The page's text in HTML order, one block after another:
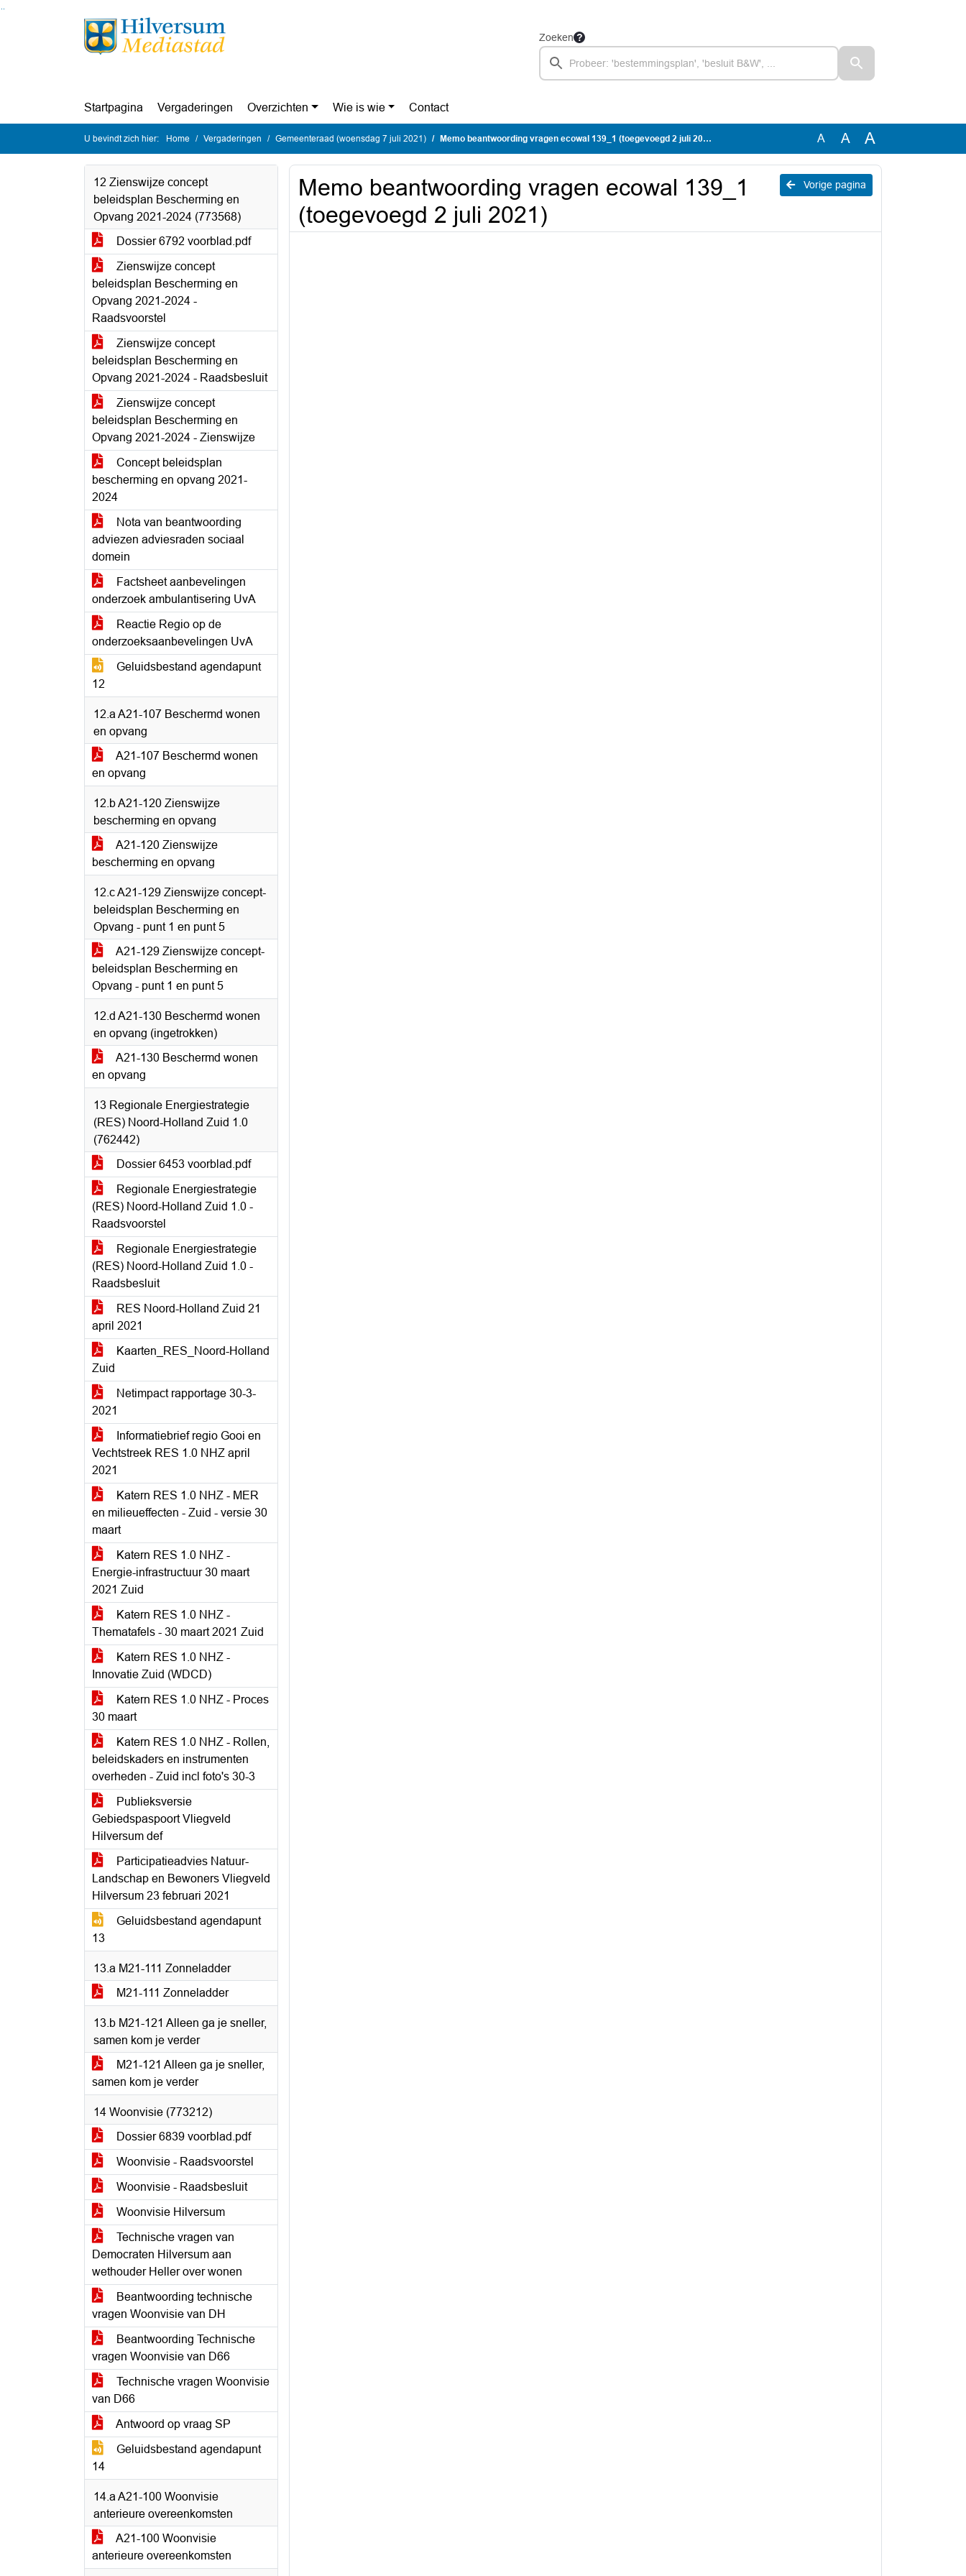
Ga naar de inhoud van deze pagina
Ga naar het zoeken
Ga naar het menu
Zoeken
Startpagina Vergaderingen Overzichten Wie is wie Contact
U bevindt zich hier: Home Vergaderingen Gemeenteraad (woensdag 7 juli 2021) Memo beantwoording vragen ecowal 139_1 (toegevoegd 2 juli 2021) A A A
12 Zienswijze concept
beleidsplan Bescherming en
Opvang 2021-2024 (773568)
Dossier 6792 voorblad.pdf
Zienswijze concept
beleidsplan Bescherming en
Opvang 2021-2024 -
Raadsvoorstel
Zienswijze concept
beleidsplan Bescherming en
Opvang 2021-2024 - Raadsbesluit
Zienswijze concept
beleidsplan Bescherming en
Opvang 2021-2024 - Zienswijze
Concept beleidsplan
bescherming en opvang 2021-
2024
Nota van beantwoording
adviezen adviesraden sociaal
domein
Factsheet aanbevelingen
onderzoek ambulantisering UvA
Reactie Regio op de
onderzoeksaanbevelingen UvA
Geluidsbestand agendapunt
12
12.a A21-107 Beschermd wonen
en opvang
A21-107 Beschermd wonen
en opvang
12.b A21-120 Zienswijze
bescherming en opvang
A21-120 Zienswijze
bescherming en opvang
12.c A21-129 Zienswijze concept-
beleidsplan Bescherming en
Opvang - punt 1 en punt 5
A21-129 Zienswijze concept-
beleidsplan Bescherming en
Opvang - punt 1 en punt 5
12.d A21-130 Beschermd wonen
en opvang (ingetrokken)
A21-130 Beschermd wonen
en opvang
13 Regionale Energiestrategie
(RES) Noord-Holland Zuid 1.0
(762442)
Dossier 6453 voorblad.pdf
Regionale Energiestrategie
(RES) Noord-Holland Zuid 1.0 -
Raadsvoorstel
Regionale Energiestrategie
(RES) Noord-Holland Zuid 1.0 -
Raadsbesluit
RES Noord-Holland Zuid 21
april 2021
Kaarten_RES_Noord-Holland
Zuid
Netimpact rapportage 30-3-
2021
Informatiebrief regio Gooi en
Vechtstreek RES 1.0 NHZ april
2021
Katern RES 1.0 NHZ - MER
en milieueffecten - Zuid - versie 30
maart
Katern RES 1.0 NHZ -
Energie-infrastructuur 30 maart
2021 Zuid
Katern RES 1.0 NHZ -
Thematafels - 30 maart 2021 Zuid
Katern RES 1.0 NHZ -
Innovatie Zuid (WDCD)
Katern RES 1.0 NHZ - Proces
30 maart
Katern RES 1.0 NHZ - Rollen,
beleidskaders en instrumenten
overheden - Zuid incl foto's 30-3
Publieksversie
Gebiedspaspoort Vliegveld
Hilversum def
Participatieadvies Natuur-
Landschap en Bewoners Vliegveld
Hilversum 23 februari 2021
Geluidsbestand agendapunt
13
13.a M21-111 Zonneladder
M21-111 Zonneladder
13.b M21-121 Alleen ga je sneller,
samen kom je verder
M21-121 Alleen ga je sneller,
samen kom je verder
14 Woonvisie (773212)
Dossier 6839 voorblad.pdf
Woonvisie - Raadsvoorstel
Woonvisie - Raadsbesluit
Woonvisie Hilversum
Technische vragen van
Democraten Hilversum aan
wethouder Heller over wonen
Beantwoording technische
vragen Woonvisie van DH
Beantwoording Technische
vragen Woonvisie van D66
Technische vragen Woonvisie
van D66
Antwoord op vraag SP
Geluidsbestand agendapunt
14
14.a A21-100 Woonvisie
anterieure overeenkomsten
A21-100 Woonvisie
anterieure overeenkomsten
Vorige pagina
Memo beantwoording vragen ecowal 139_1
(toegevoegd 2 juli 2021)